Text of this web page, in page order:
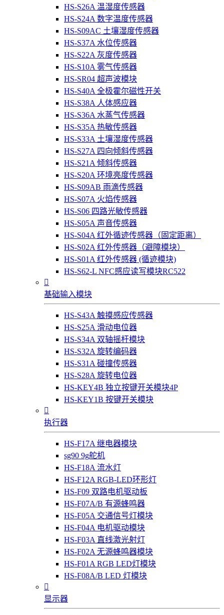
HS-S26A 温湿度传感器
HS-S24A 数字温度传感器
HS-S09AC 土壤湿度传感器
HS-S37A 水位传感器
HS-S22A 灰度传感器
HS-S10A 雾气传感器
HS-SR04 超声波模块
HS-S40A 全极霍尔磁性开关
HS-S38A 人体感应器
HS-S36A 水蒸气传感器
HS-S35A 热敏传感器
HS-S33A 土壤湿度传感器
HS-S27A 四向倾斜传感器
HS-S21A 倾斜传感器
HS-S20A 环境亮度传感器
HS-S09AB 雨滴传感器
HS-S07A 火焰传感器
HS-S06 四路光敏传感器
HS-S05A 声音传感器
HS-S04A 红外循迹传感器（固定距离）
HS-S02A 红外传感器（避障模块）
HS-S01A 红外传感器 (循迹模块)
HS-S62-L NFC感应读写模块RC522

基础输入模块
HS-S43A 触摸感应传感器
HS-S25A 滑动电位器
HS-S34A 双轴摇杆模块
HS-S32A 旋转编码器
HS-S31A 碰撞传感器
HS-S28A 旋转电位器
HS-KEY4B 独立按键开关模块4P
HS-KEY1B 按键开关模块

执行器
HS-F17A 继电器模块
sg90 9g舵机
HS-F18A 流水灯
HS-F12A RGB-LED环形灯
HS-F09 双路电机驱动板
HS-F07A/B 有源蜂鸣器
HS-F05A 交通信号灯模块
HS-F04A 电机驱动模块
HS-F03A 直线激光射灯
HS-F02A 无源蜂鸣器模块
HS-F01A RGB LED灯模块
HS-F08A/B LED 灯模块

显示器